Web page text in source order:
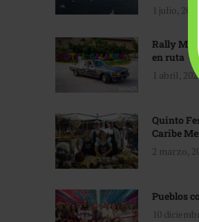
1 julio, 2026
Rally
en ruta
1 abril, 2026
Quinto
Caribe
2 marzo,
Pueblos
10